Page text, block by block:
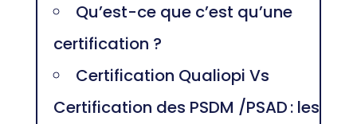
Qu’est-ce que c’est qu’une
certification ?
Certification Qualiopi Vs
Certification des PSDM /PSAD : les